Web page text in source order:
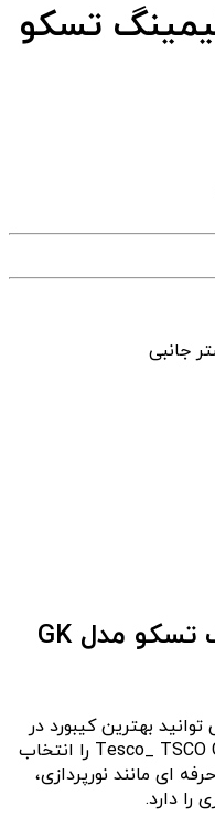
تسکو
جانبی
کیبورد مکانیکال گیمینگ تسکو مدل GK
توانید بهترین کیبورد در
این زمینه یعنی صفحه کلید Tesco_ TSCO GS 8130 را انتخاب
ای مانند نورپردازی،
را دارد.